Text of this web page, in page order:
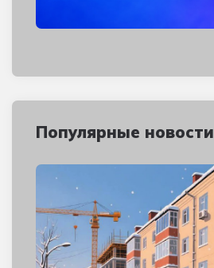
Популярные новости